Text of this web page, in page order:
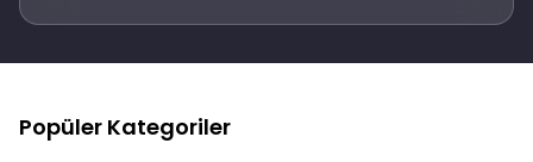
Popüler Kategoriler